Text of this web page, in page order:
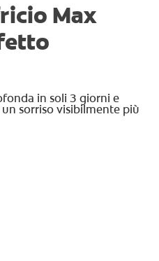
Max
in soli 3 giorni e
sorriso visibilmente più